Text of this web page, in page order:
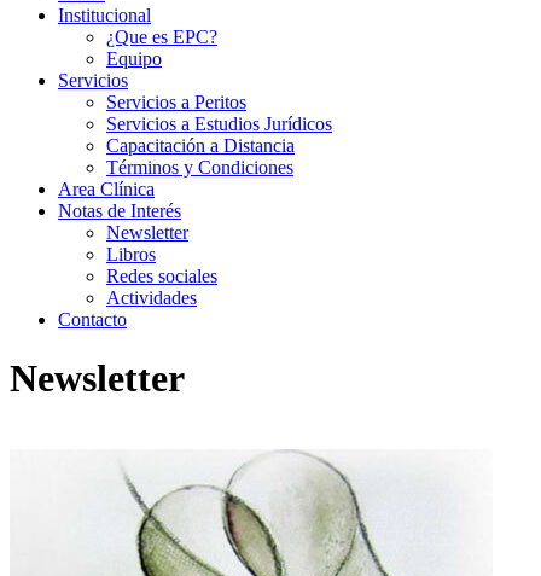
Institucional
¿Que es EPC?
Equipo
Servicios
Servicios a Peritos
Servicios a Estudios Jurídicos
Capacitación a Distancia
Términos y Condiciones
Area Clínica
Notas de Interés
Newsletter
Libros
Redes sociales
Actividades
Contacto
Newsletter